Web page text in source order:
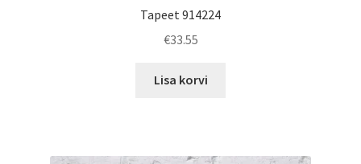
Tapeet 914224
€33.55
Lisa korvi